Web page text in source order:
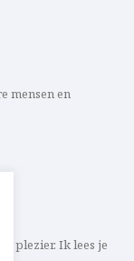
mensen en
plezier. Ik lees je